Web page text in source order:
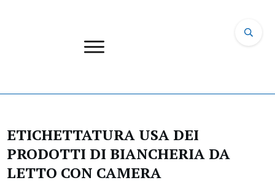
ETICHETTATURA USA DEI
PRODOTTI DI BIANCHERIA DA
LETTO CON CAMERA